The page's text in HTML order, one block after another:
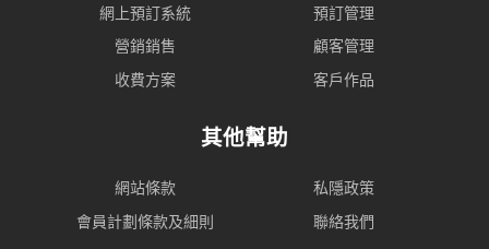
網上預訂系統
預訂管理
營銷銷售
顧客管理
收費方案
客戶作品
其他幫助
網站條款
私隱政策
會員計劃條款及細則
聯絡我們